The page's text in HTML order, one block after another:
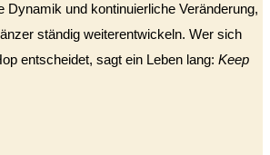
Dynamik und kontinuierliche Veränderung,
ständig weiterentwickeln. Wer sich
entscheidet, sagt ein Leben lang: Keep